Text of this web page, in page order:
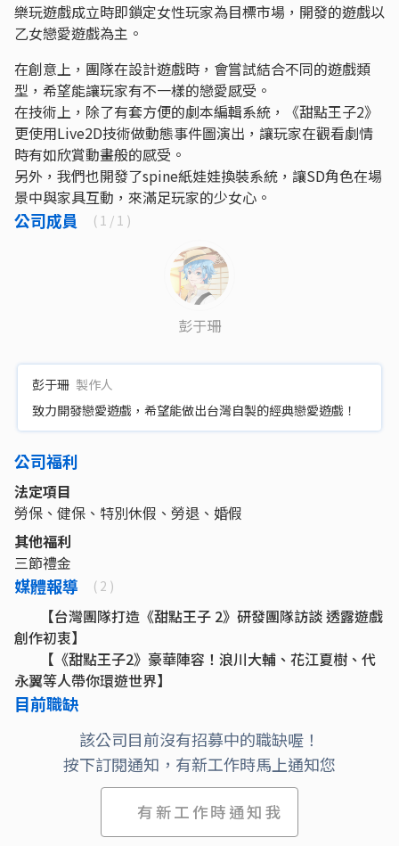
樂玩遊戲成立時即鎖定女性玩家為目標市場，開發的遊戲以
乙女戀愛遊戲為主。
在創意上，團隊在設計遊戲時，會嘗試結合不同的遊戲類
型，希望能讓玩家有不一樣的戀愛感受。
在技術上，除了有套方便的劇本編輯系統，《甜點王子2》
更使用Live2D技術做動態事件圖演出，讓玩家在觀看劇情
時有如欣賞動畫般的感受。
另外，我們也開發了spine紙娃娃換裝系統，讓SD角色在場
景中與家具互動，來滿足玩家的少女心。
公司成員 ( 1 / 1 )
彭于珊
彭于珊 製作人
致力開發戀愛遊戲，希望能做出台灣自製的經典戀愛遊戲！
公司福利
法定項目
勞保、健保、特別休假、勞退、婚假
其他福利
三節禮金
媒體報導 ( 2 )
【台灣團隊打造《甜點王子 2》研發團隊訪談 透露遊戲
創作初衷】
【《甜點王子2》豪華陣容！浪川大輔、花江夏樹、代
永翼等人帶你環遊世界】
目前職缺
該公司目前沒有招募中的職缺喔！
按下訂閱通知，有新工作時馬上通知您
有新工作時通知我